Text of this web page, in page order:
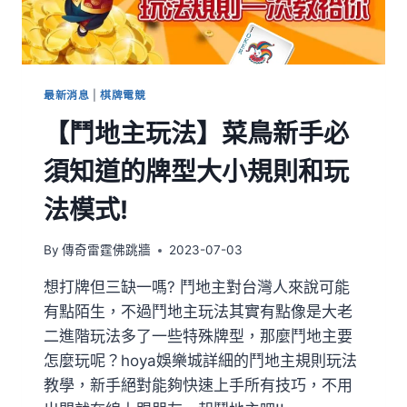
最新消息 |棋牌電競
【鬥地主玩法】菜鳥新手必
須知道的牌型大小規則和玩
法模式!
By 傳奇雷霆佛跳牆 2023-07-03
想打牌但三缺一嗎? 鬥地主對台灣人來說可能
有點陌生，不過鬥地主玩法其實有點像是大老
二進階玩法多了一些特殊牌型，那麼鬥地主要
怎麼玩呢？hoya娛樂城詳細的鬥地主規則玩法
教學，新手絕對能夠快速上手所有技巧，不用